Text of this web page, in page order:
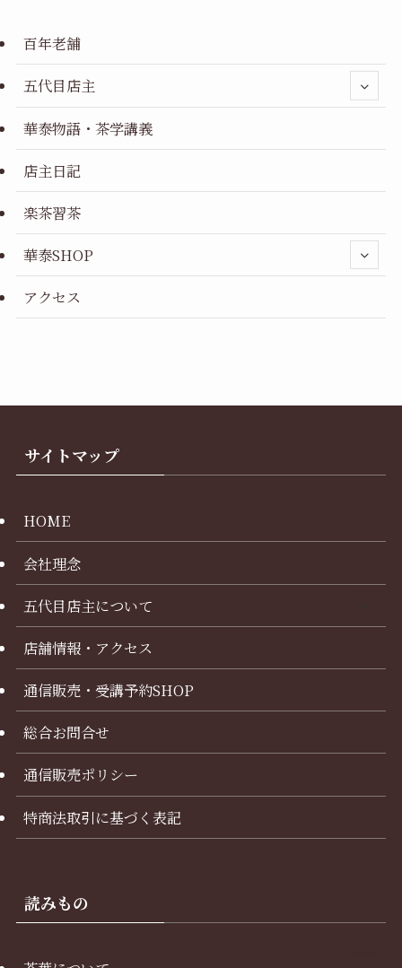
百年老舗
五代目店主
華泰物語・茶学講義
店主日記
楽茶習茶
華泰SHOP
アクセス
サイトマップ
HOME
会社理念
五代目店主について
店舗情報・アクセス
通信販売・受講予約SHOP
総合お問合せ
通信販売ポリシー
特商法取引に基づく表記
読みもの